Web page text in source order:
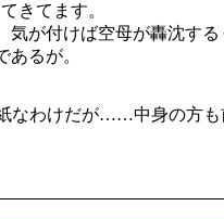
きてます。
気が付けば空母が轟沈す
るが。
わけだが……中身の方